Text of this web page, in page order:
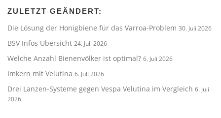
ZULETZT GEÄNDERT:
Die Lösung der Honigbiene für das Varroa-Problem 30. Juli 2026
BSV Infos Übersicht 24. Juli 2026
Welche Anzahl Bienenvölker ist optimal? 6. Juli 2026
Imkern mit Velutina 6. Juli 2026
Drei Lanzen-Systeme gegen Vespa Velutina im Vergleich 6. Juli
2026